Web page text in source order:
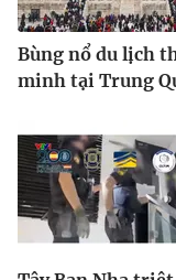
® Cấm sao chép dưới
thuận bằng văn bản.
thông tin từ website
Bùng nổ du lịch
minh tại Trung